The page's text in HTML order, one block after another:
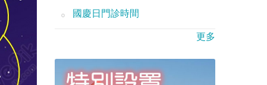
國慶日門診時間
更多